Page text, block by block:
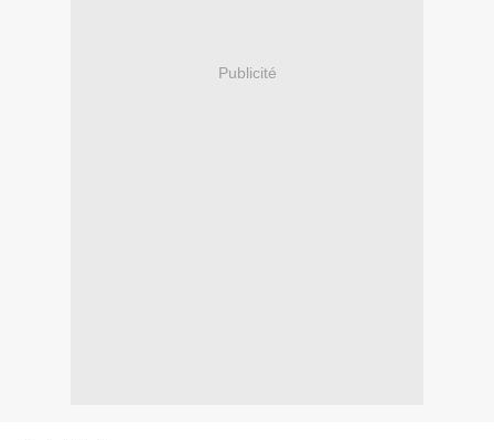
Publicité